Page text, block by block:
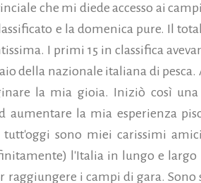
che mi diede accesso ai
e la domenica pure. Il
I primi 15 in classifica
della nazionale italiana di pesca.
la mia gioia. Iniziò così una
aumentare la mia esperienza
tutt'oggi sono miei carissimi
l'Italia in lungo e
i campi di gara. Sono